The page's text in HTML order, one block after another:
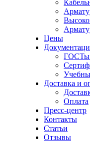
Цены
Доставка и
Оплата
Пресс-центр
Контакты
Статьи
Отзывы